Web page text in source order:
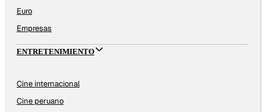
Euro
Empresas
ENTRETENIMIENTO
Cine internacional
Cine peruano